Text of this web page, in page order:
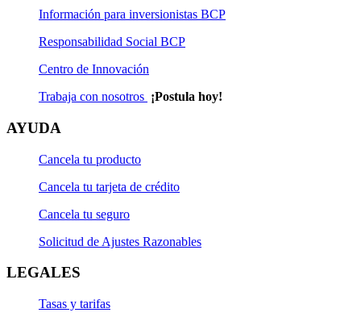
Solicitud de Rescate Programado
Solicitud de Suscripción
Solicitud de Suscripción Programada
Solicitud de Transferencia
Información para inversionistas BCP
Responsabilidad Social BCP
Centro de Innovación
Trabaja con nosotros ¡Postula hoy!
AYUDA
Cancela tu producto
Cancela tu tarjeta de crédito
Cancela tu seguro
Solicitud de Ajustes Razonables
LEGALES
Tasas y tarifas